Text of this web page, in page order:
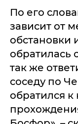
По его
зависит от
обстановки
обратилась
так же
соседу по
обратился